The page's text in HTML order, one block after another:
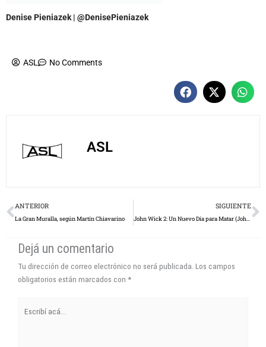
Denise Pieniazek | @DenisePieniazek
ASL No Comments
ASL
Prev
ANTERIOR
La Gran Muralla, según Martín Chiavarino
SIGUIENTE
John Wick 2: Un Nuevo Día para Matar (John Wick: Chapter 2)
Dejá un comentario
Tu dirección de correo electrónico no será publicada. Los campos
obligatorios están marcados con *
acá...